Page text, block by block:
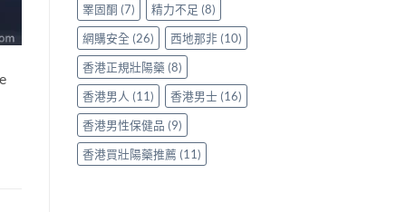
睪固酮 (7) 精力不足 (8)
網購安全 (26) 西地那非(10)
香港正規壯陽藥 (8)
香港男人 (11) 香港男士(16)
香港男性保健品 (9)
香港買壯陽藥推薦 (11)